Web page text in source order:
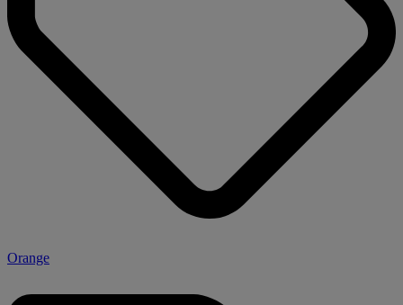
Orange